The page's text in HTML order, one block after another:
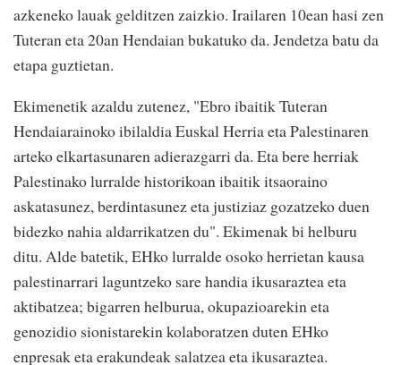
azkeneko lauak gelditzen zaizkio. Irailaren 10ean hasi zen
Tuteran eta 20an Hendaian bukatuko da. Jendetza batu da
etapa guztietan.
Ekimenetik azaldu zutenez, "Ebro ibaitik Tuteran
Hendaiarainoko ibilaldia Euskal Herria eta Palestinaren
arteko elkartasunaren adierazgarri da. Eta bere herriak
Palestinako lurralde historikoan ibaitik itsaoraino
askatasunez, berdintasunez eta justiziaz gozatzeko duen
bidezko nahia aldarrikatzen du". Ekimenak bi helburu
ditu. Alde batetik, EHko lurralde osoko herrietan kausa
palestinarrari laguntzeko sare handia ikusaraztea eta
aktibatzea; bigarren helburua, okupazioarekin eta
genozidio sionistarekin kolaboratzen duten EHko
enpresak eta erakundeak salatzea eta ikusaraztea.